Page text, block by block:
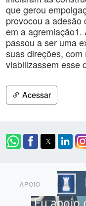
que gerou
provocou a adesão
em a
passou a ser uma
suas direções,
viabilizassem esse
Acessar
APOIO